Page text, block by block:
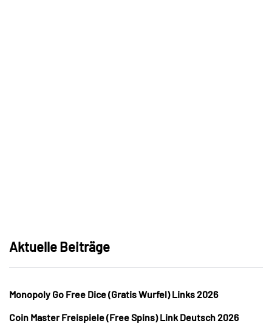
Aktuelle Beiträge
Monopoly Go Free Dice (Gratis Wurfel) Links 2026
Coin Master Freispiele (Free Spins) Link Deutsch 2026